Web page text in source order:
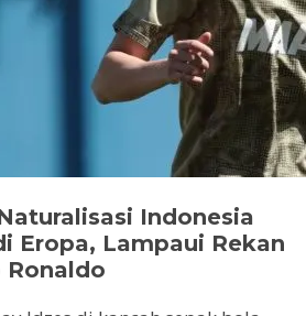
Indonesia
Eropa, Lampaui Rekan
Ronaldo